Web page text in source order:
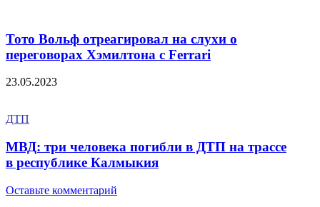
Тото Вольф отреагировал на слухи о
переговорах Хэмилтона с Ferrari
23.05.2023
ДТП
МВД: три человека погибли в ДТП на трассе
в республике Калмыкия
Оставьте комментарий